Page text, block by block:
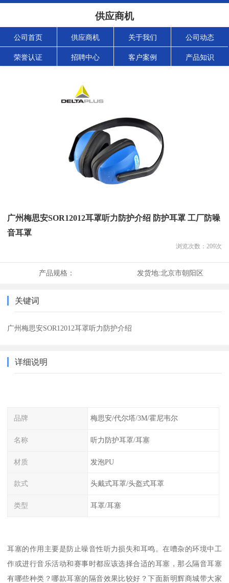
供应商机
公司首页 供应商机 关于我们 公司动态
荣誉认证 招聘中心 客户案例 产品知识
广州梅思安SOR12012耳罩听力防护介绍 防护耳罩 工厂防噪
音耳罩
浏览次数： 209次
产品规格： 发货地:北京市朝阳区
关键词
广州梅思安SOR12012耳罩听力防护介绍
详细说明
品牌 梅思安/代尔塔/3M/霍尼韦尔
名称 听力防护耳罩/耳塞
材质 发泡PU
款式 头戴式耳罩/头盔式耳罩
类型 耳罩/耳塞
耳塞的作用主要是防止噪音性听力损失和耳鸣。在嘈杂的环境中工
作或进行音乐活动和赛事时都应该选择合适的耳塞，那么隔音耳塞
有哪些种类？哪款耳塞的隔音效果比较好？下面新明辉商城带大家